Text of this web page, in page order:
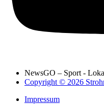
NewsGO – Sport -
Copyright © 2026
Impressum